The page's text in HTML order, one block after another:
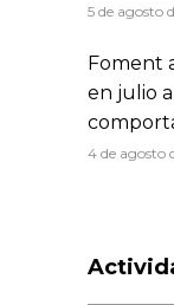
5 de agosto
Foment
en julio
4 de agosto